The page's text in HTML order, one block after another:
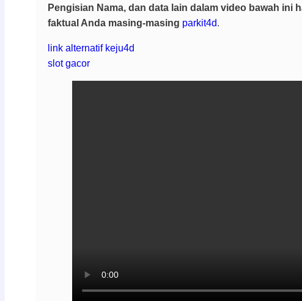
Pengisian Nama, dan data lain dalam video bawah
faktual Anda masing-masing parkit4d.
link alternatif keju4d
slot gacor